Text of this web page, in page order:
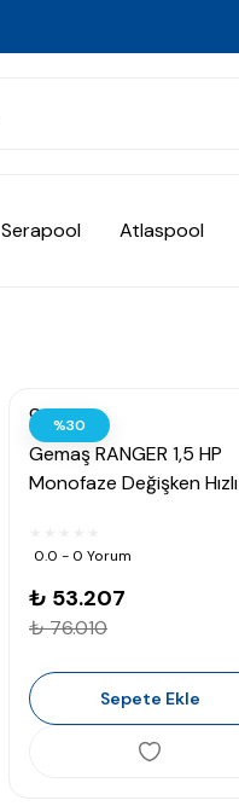
Serapool Atlaspool
%30
Gemaş
Gemaş RANGER 1,5 HP
Monofaze Değişken Hızlı
0.0 - 0 Yorum
₺ 53.207
₺ 76.010
Sepete Ekle